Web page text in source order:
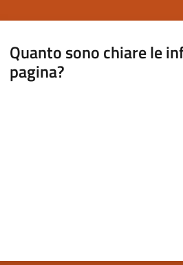
Quanto sono chiare le
pagina?